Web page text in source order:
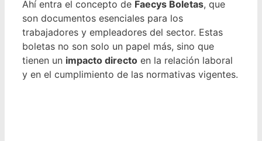
Ahí entra el concepto de Faecys Boletas, que
son documentos esenciales para los
trabajadores y empleadores del sector. Estas
boletas no son solo un papel más, sino que
tienen un impacto directo en la relación laboral
y en el cumplimiento de las normativas vigentes.